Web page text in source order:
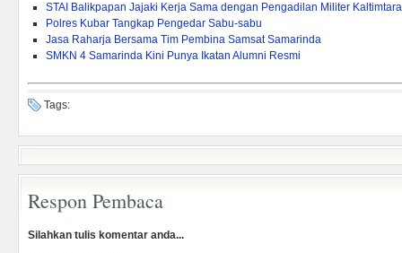
STAI Balikpapan Jajaki Kerja Sama dengan Pengadilan Militer Kaltimtara
Polres Kubar Tangkap Pengedar Sabu-sabu
Jasa Raharja Bersama Tim Pembina Samsat Samarinda
SMKN 4 Samarinda Kini Punya Ikatan Alumni Resmi
Tags:
Respon Pembaca
Silahkan tulis komentar anda...